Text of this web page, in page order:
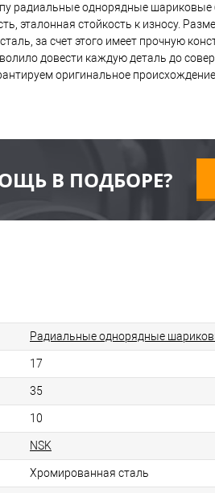
радиальные однорядные
эталонная стойкость к износу.
за счет этого имеет прочную
довести каждую деталь до
оригинальное
В ПОДБОРЕ?
Радиальные однорядные
17
35
10
NSK
Хромированная сталь